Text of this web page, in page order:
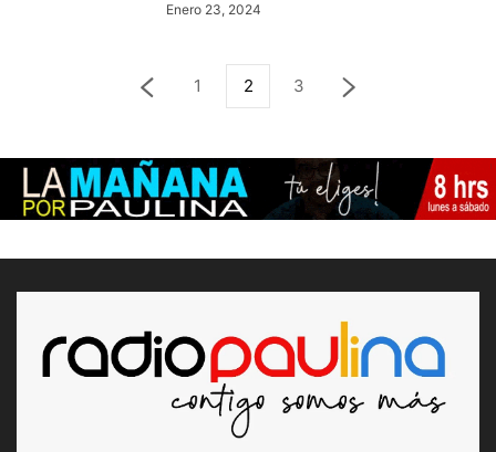
Enero 23, 2024
1 2 3